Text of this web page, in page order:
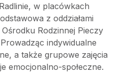
w placówkach
z oddziałami
Rodzinnej Pieczy
indywidualne
a także grupowe zajęcia
emocjonalno-społeczne.